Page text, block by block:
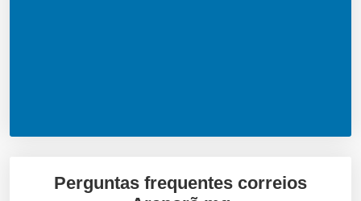
Perguntas frequentes correios